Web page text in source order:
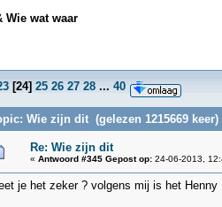
Wie wat waar
[24] 25 26 27 28 ... 40
Wie zijn dit (gelezen 1215669 keer)
Re: Wie zijn dit
« Antwoord #345 Gepost op:24-06-2013,
je het zeker ? volgens mij is het